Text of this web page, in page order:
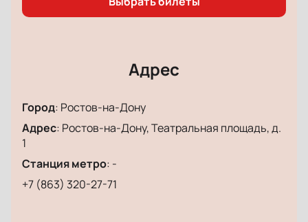
Адрес
Город: Ростов-на-Дону
Адрес: Ростов-на-Дону, Театральная площадь, д.
1
Станция метро: -
+7 (863) 320-27-71